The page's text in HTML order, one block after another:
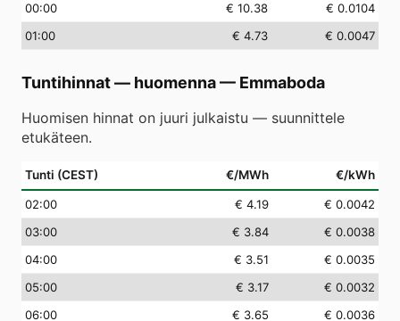
00:00 € 10.38
€ 0.0104
01:00 € 4.73 € 0.0047
Tuntihinnat — huomenna— Emmaboda
Huomisen hinnat on juuri julkaistu — suunnittele
etukäteen.
Tunti (CEST) €/MWh €/kWh
02:00 € 4.19
€ 0.0042
03:00 € 3.84
€ 0.0038
04:00 € 3.51
€ 0.0035
05:00 € 3.17
€ 0.0032
06:00 € 3.65
€ 0.0036